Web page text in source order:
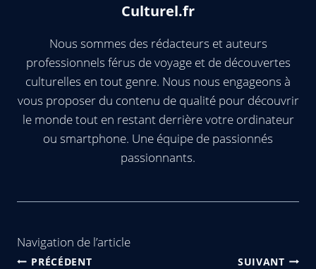
Culturel.fr
Nous sommes des rédacteurs et auteurs
professionnels férus de voyage et de découvertes
culturelles en tout genre. Nous nous engageons à
vous proposer du contenu de qualité pour découvrir
le monde tout en restant derrière votre ordinateur
ou smartphone. Une équipe de passionnés
passionnants.
Navigation de l’article
PRÉCÉDENT SUIVANT